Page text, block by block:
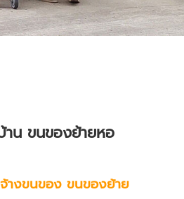
น ขนของย้ายหอ
งขนของ ขนของย้าย